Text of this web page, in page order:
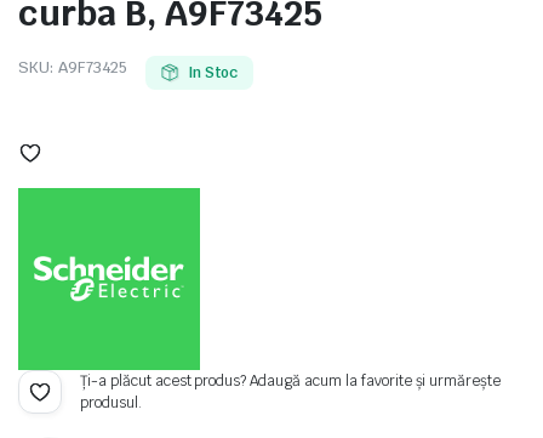
curba B, A9F73425
SKU: A9F73425 In Stoc
Ți-a plăcut acest produs? Adaugă acum la favorite și urmărește
produsul.